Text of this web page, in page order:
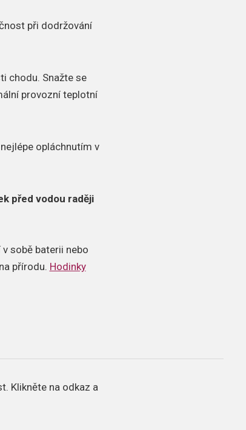
při dodržování
chodu. Snažte se
provozní teplotní
opláchnutím v
před vodou raději
sobě baterii nebo
přírodu. Hodinky
Klikněte na odkaz a